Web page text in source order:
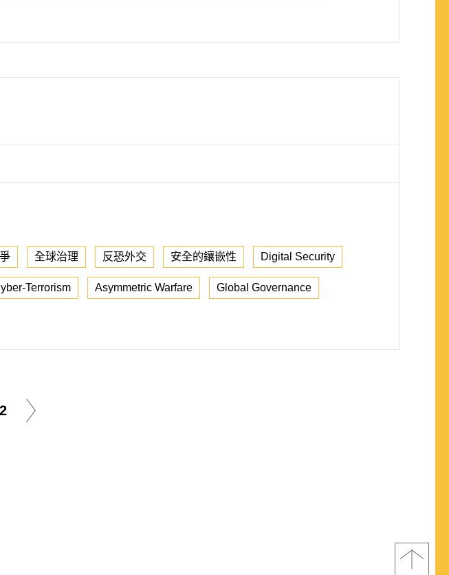
全球治理 反恐外交 安全的鑲嵌性 Digital Security
Terrorism Asymmetric Warfare Global Governance
2